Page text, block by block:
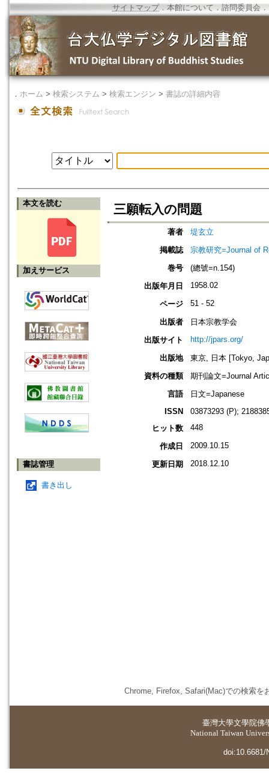
サイトマップ．本館について ． 諮問委員会 ．
． ホーム > 検索システム > 検索エンジン > 書誌の詳細内容
本文を読む
加えサービス
書誌管理
書き出し
三願転入の問題
著者
堤玄立
掲載誌
宗教研究=Journal of
巻号
(總號=n.154)
出版年月日
1958.02
ページ 51 - 52
出版者
日本宗教学会
出版サイト
http://jpars.org/
出版地
東京, 日本 [Tokyo,
資料の種類
期刊論文=Journal
言語
日文=Japanese
ISSN
03873293 (P);
ヒット数
448
作成日 2009.10.15
更新日期 2018.12.10
Chrome, Firefox, Safari(Mac)での検索を
臺灣大學文學院佛
National Taiwan
doi:10.6681/